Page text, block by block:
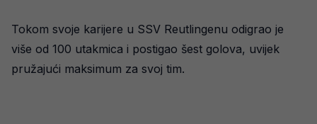
Tokom svoje karijere u SSV Reutlingenu odigrao je
više od 100 utakmica i postigao šest golova, uvijek
pružajući maksimum za svoj tim.